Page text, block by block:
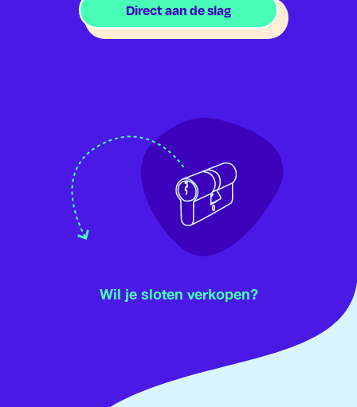
Direct aan de slag
Wil je sloten verkopen?